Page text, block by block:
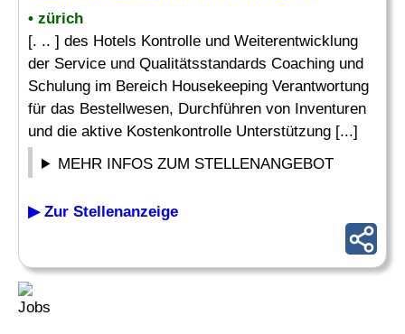
• zürich
[. .. ] des Hotels Kontrolle und Weiterentwicklung
der Service und Qualitätsstandards Coaching und
Schulung im Bereich Housekeeping Verantwortung
für das Bestellwesen, Durchführen von Inventuren
und die aktive Kostenkontrolle Unterstützung [...]
MEHR INFOS ZUM STELLENANGEBOT
▶ Zur Stellenanzeige